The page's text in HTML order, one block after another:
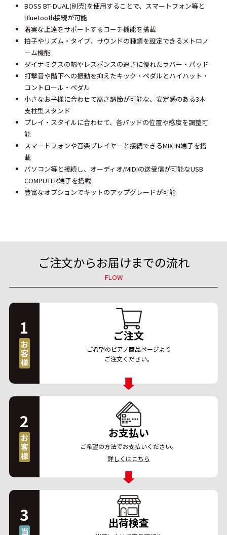
BOSS BT-DUAL(別売)を使用することで、スマートフォン等と
Bluetooth接続が可能
着実な上達をサポートするコーチ機能を搭載
拍子やリズム・タイプ、サウンドの種類を設定できるメトロノ
ーム機能
ダイナミクスの幅やレスポンスの速さに優れたラバー・パッド
打撃音や階下への振動を抑えたキック・ペダルとハイハット・
コントロール・ペダル
小さなお子様に合わせて高さ調節が可能な、安定感のある3本
支柱型スタンド
プレイ・スタイルに合わせて、各パッドの位置や感度を調整可
能
スマートフォンや音楽プレイヤーと接続できるMIX IN端子を搭
載
パソコン等と接続し、オーディオ/MIDIの送受信が可能なUSB
COMPUTER端子を搭載
豊富なオプションでキットのアップグレードが可能
ご注文からお届けまでの流れ
FLOW
1
お
客
様
ご注文
ご希望のピアノ商品ページより
ご注文ください。
2
お
客
様
お支払い
ご希望の方法でお支払いください。
詳しくはこちら
3
当
出荷検査